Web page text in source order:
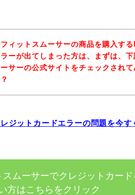
ィットスムーサーの商品を購入する
ーが出てしまった方は、まずは、下
サーの公式サイトをチェックされて
ジットカードエラーの問題を今す
スムーサーでクレジットカード
方はこちらをクリック